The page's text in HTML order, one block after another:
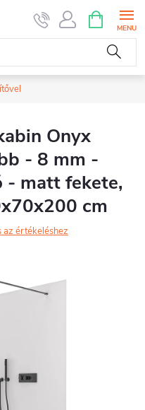
KOSÁR
Onyx
- 8 mm -
- matt fekete,
cm
az értékeléshez